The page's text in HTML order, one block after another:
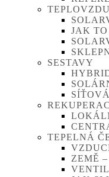
JAK TO
SESTAVY
TEPELNÁ
ZEMĚ